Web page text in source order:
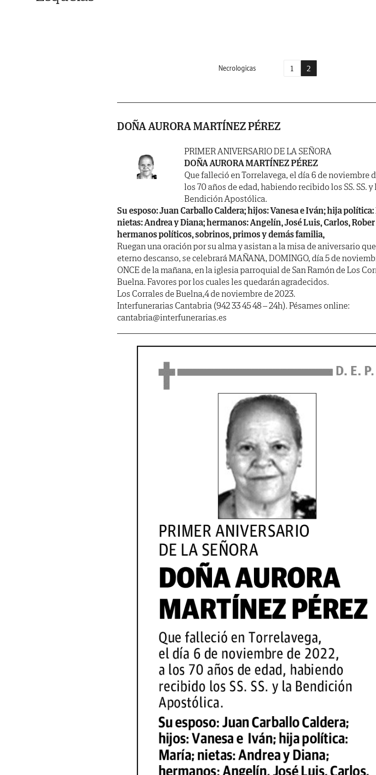
Necrologicas 1 2
DOÑA AURORA MARTÍNEZ PÉREZ
PRIMER ANIVERSARIO DE LA SEÑORA
DOÑA AURORA MARTÍNEZ PÉREZ
Que falleció en Torrelavega, el día 6 de noviembre
los 70 años de edad, habiendo recibido los SS. SS. y
Bendición Apostólica.
Su esposo: Juan Carballo Caldera; hijos: Vanesa e Iván; hija
nietas: Andrea y Diana; hermanos: Angelín, José Luis, Carlos,
hermanos políticos, sobrinos, primos y demás familia,
Ruegan una oración por su alma y asistan a la misa de aniversario
eterno descanso, se celebrará MAÑANA, DOMINGO, día 5 de
ONCE de la mañana, en la iglesia parroquial de San Ramón de Los
Buelna. Favores por los cuales les quedarán agradecidos.
Los Corrales de Buelna,4 de noviembre de 2023.
Interfunerarias Cantabria (942 33 45 48 – 24h). Pésames online:
cantabria@interfunerarias.es